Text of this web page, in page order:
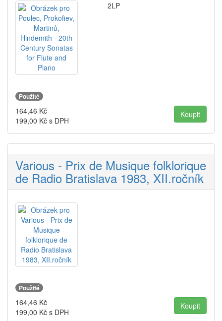
2LP
Použité
164,46 Kč
199,00 Kč s DPH
Various - Prix de Musique folklorique
de Radio Bratislava 1983, XII.ročník
Použité
164,46 Kč
199,00 Kč s DPH